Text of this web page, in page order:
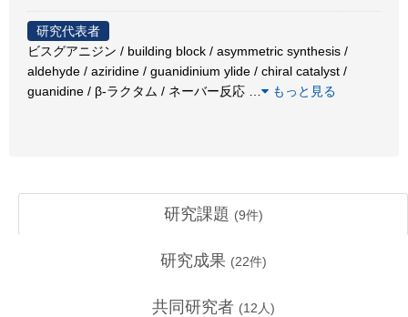
研究代表者
ビスグアニジン / building block / asymmetric synthesis /
aldehyde / aziridine / guanidinium ylide / chiral catalyst /
guanidine / β-ラクタム / ネーバー反応
もっと見る
研究課題 (9件)
研究成果 (22件)
共同研究者 (12 人)